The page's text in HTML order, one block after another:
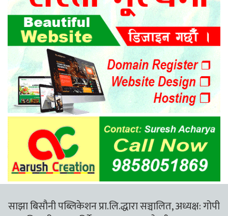
साझा बिसौनी पब्लिकेशन प्रा.लि.द्धारा सञ्चालित, अध्यक्ष: गोपी